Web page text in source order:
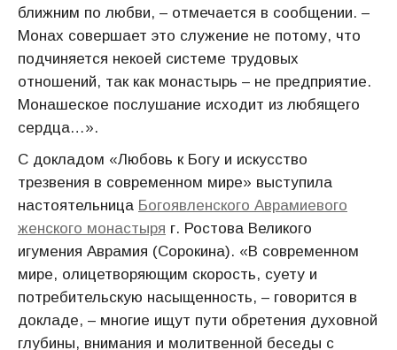
ближним по любви, – отмечается в сообщении. –
Монах совершает это служение не потому, что
подчиняется некоей системе трудовых
отношений, так как монастырь – не предприятие.
Монашеское послушание исходит из любящего
сердца…».
С докладом «Любовь к Богу и искусство
трезвения в современном мире» выступила
настоятельница Богоявленского Аврамиевого
женского монастыря г. Ростова Великого
игумения Аврамия (Сорокина). «В современном
мире, олицетворяющим скорость, суету и
потребительскую насыщенность, – говорится в
докладе, – многие ищут пути обретения духовной
глубины, внимания и молитвенной беседы с